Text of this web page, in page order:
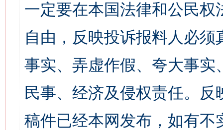
一定要在本国法律和公民
自由，反映投诉报料人必
事实、弄虚作假、夸大事
民事、经济及侵权责任。
稿件已经本网发布，如有